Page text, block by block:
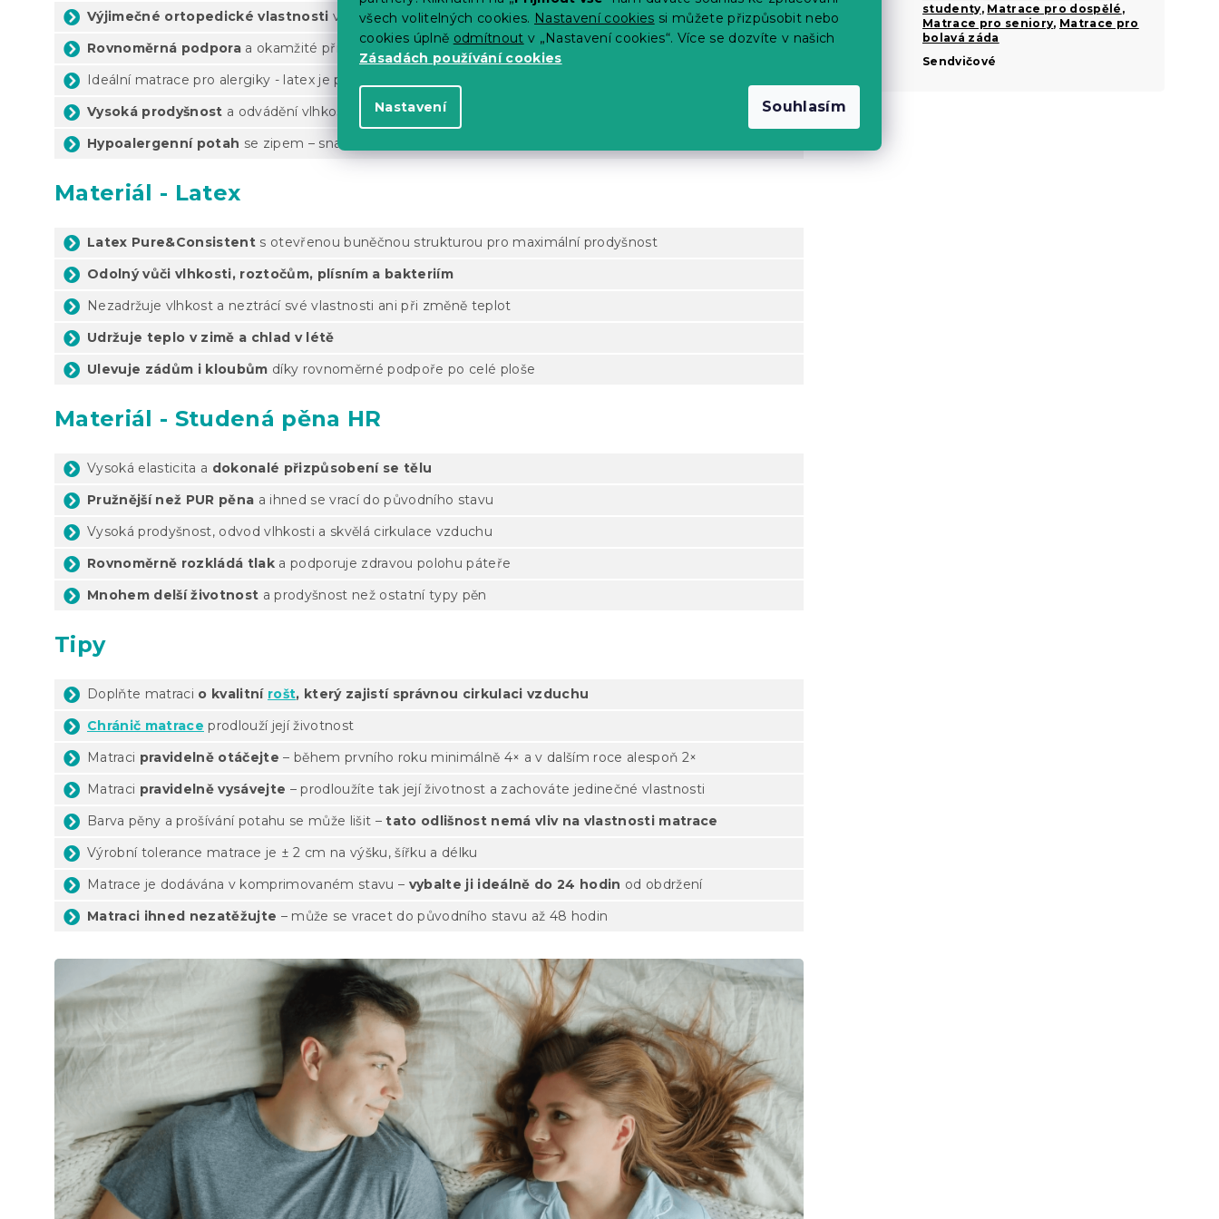
všech volitelných cookies. Nastavení cookies si můžete přizpůsobit nebo
cookies úplně odmítnout v „Nastavení cookies“. Více se dozvíte v našich
Zásadách používání cookies
Nastavení Souhlasím
Výjimečné ortopedické vlastnosti vhodné i pro seniory a osoby s bolestmi zad
Rovnoměrná podpora a okamžité přizpůsobení každé části těla
Ideální matrace pro alergiky - latex je přirozeně
Vysoká prodyšnost a odvádění vlhkosti
Hypoalergenní potah se zipem – snadno snímatelný a pratelný na 40 °C
Materiál - Latex
Latex Pure&Consistent s otevřenou buněčnou strukturou pro maximální prodyšnost
Odolný vůči vlhkosti, roztočům, plísním a bakteriím
Nezadržuje vlhkost a neztrácí své vlastnosti ani při změně teplot
Udržuje teplo v zimě a chlad v létě
Ulevuje zádům i kloubům díky rovnoměrné podpoře po celé ploše
Materiál - Studená pěna HR
Vysoká elasticita a dokonalé přizpůsobení se tělu
Pružnější než PUR pěna a ihned se vrací do původního stavu
Vysoká prodyšnost, odvod vlhkosti a skvělá cirkulace vzduchu
Rovnoměrně rozkládá tlak a podporuje zdravou polohu páteře
Mnohem delší životnost a prodyšnost než ostatní typy pěn
Tipy
Doplňte matraci o kvalitní rošt, který zajistí správnou cirkulaci vzduchu
Chránič matrace prodlouží její životnost
Matraci pravidelně otáčejte – během prvního roku minimálně 4× a v dalším roce alespoň 2×
Matraci pravidelně vysávejte – prodloužíte tak její životnost a zachováte jedinečné vlastnosti
Barva pěny a prošívání potahu se může lišit –tato odlišnost nemá vliv na vlastnosti matrace
Výrobní tolerance matrace je ± 2 cm na výšku, šířku a délku
Matrace je dodávána v komprimovaném stavu – vybalte ji ideálně do 24 hodin od obdržení
Matraci ihned nezatěžujte – může se vracet do původního stavu až 48 hodin
studenty, Matrace pro dospělé ,
Matrace pro seniory, Matrace pro
bolavá záda
Sendvičové